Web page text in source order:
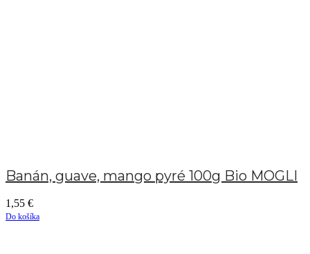
Banán, guave, mango pyré 100g Bio MOGLI
1,55 €
Do košíka